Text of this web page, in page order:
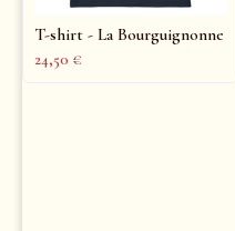
T-shirt - La Bourguignonne
24,50 €